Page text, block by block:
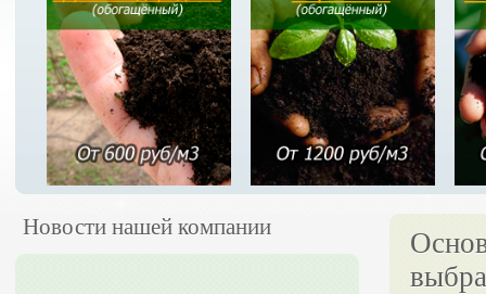
Новости нашей компании